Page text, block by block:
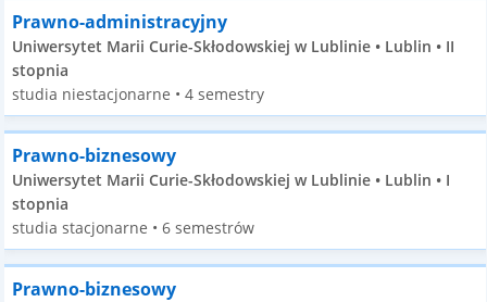
Prawno-administracyjny
Uniwersytet Marii Curie-Skłodowskiej w Lublinie • Lublin • II
stopnia
studia niestacjonarne • 4 semestry
Prawno-biznesowy
Uniwersytet Marii Curie-Skłodowskiej w Lublinie • Lublin • I
stopnia
studia stacjonarne • 6 semestrów
Prawno-biznesowy